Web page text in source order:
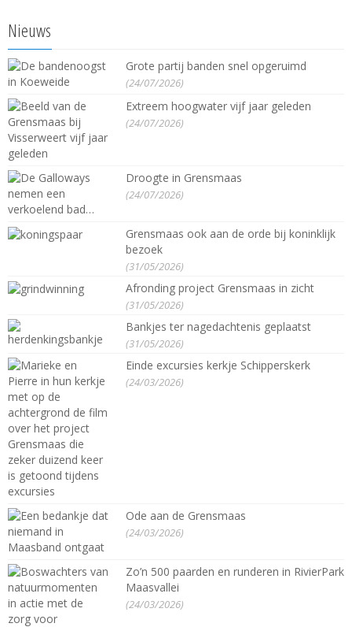
Nieuws
Grote partij banden snel opgeruimd
(24/07/2026)
Extreem hoogwater vijf jaar geleden
(24/07/2026)
Droogte in Grensmaas
(24/07/2026)
Grensmaas ook aan de orde bij koninklijk
bezoek
(31/05/2026)
Afronding project Grensmaas in zicht
(31/05/2026)
Bankjes ter nagedachtenis geplaatst
(31/05/2026)
Einde excursies kerkje Schipperskerk
(24/03/2026)
Ode aan de Grensmaas
(24/03/2026)
Zo’n 500 paarden en runderen in RivierPark
Maasvallei
(24/03/2026)